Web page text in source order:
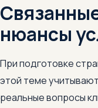
нюансы
При подготовке
этой теме
реальные вопросы